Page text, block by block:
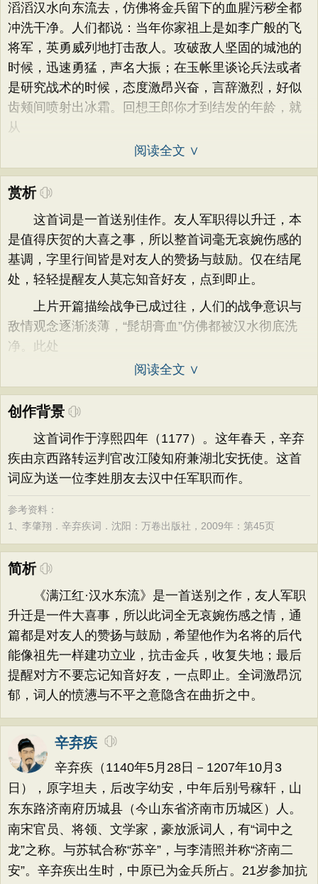
滔滔汉水向东流去，仿佛将金兵留下的血腥污秽全都
冲洗干净。人们都说：当年你家祖上是如李广般的飞
将军，英勇威列地打击敌人。攻破敌人坚固的城池的
时候，迅速勇猛，声名大振；在玉帐里谈论兵法或者
是研究战术的时候，态度激昂兴奋，言辞激烈，好似
齿颊间喷射出冰霜。回想王郎你才到结发的年龄，就
从
阅读全文 ∨
赏析
这首词是一首送别佳作。友人军职得以升迁，本
是值得庆贺的大喜之事，所以整首词毫无哀婉伤感的
基调，字里行间皆是对友人的赞扬与鼓励。仅在结尾
处，轻轻提醒友人莫忘知音好友，点到即止。
上片开篇描绘战争已成过往，人们的战争意识与
敌情观念逐渐淡薄，“髭胡膏血”仿佛都被汉水彻底洗
净。此处
阅读全文 ∨
创作背景
这首词作于淳熙四年（1177）。这年春天，辛弃
疾由京西路转运判官改江陵知府兼湖北安抚使。这首
词应为送一位李姓朋友去汉中任军职而作。
参考资料：
1、李肇翔．辛弃疾词．沈阳：万卷出版社，2009年：第45页
简析
《满江红·汉水东流》是一首送别之作，友人军职
升迁是一件大喜事，所以此词全无哀婉伤感之情，通
篇都是对友人的赞扬与鼓励，希望他作为名将的后代
能像祖先一样建功立业，抗击金兵，收复失地；最后
提醒对方不要忘记知音好友，一点即止。全词激昂沉
郁，词人的愤懑与不平之意隐含在曲折之中。
辛弃疾
辛弃疾（1140年5月28日－1207年10月3
日），原字坦夫，后改字幼安，中年后别号稼轩，山
东东路济南府历城县（今山东省济南市历城区）人。
南宋官员、将领、文学家，豪放派词人，有“词中之
龙”之称。与苏轼合称“苏辛”，与李清照并称“济南二
安”。辛弃疾出生时，中原已为金兵所占。21岁参加抗